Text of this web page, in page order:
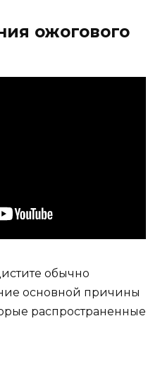
ожогового
обычно
основной причины
распространенные